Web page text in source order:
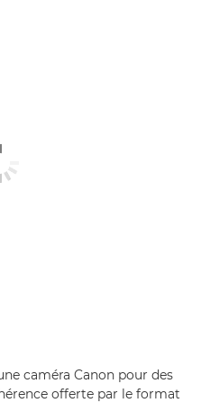
caméra Canon pour des
offerte par le format